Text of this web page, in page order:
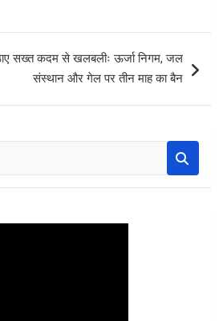
सख्त कदम से खलबलीः ऊर्जा निगम, जल
संस्थान और गेल पर तीन माह का बैन